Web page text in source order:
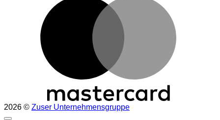
2026 © Zuser Unternehmensgruppe